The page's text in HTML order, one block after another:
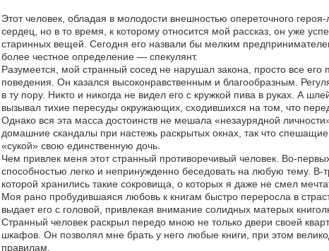
Этот человек, обладая в молодости внешностью опереточного
сердец, но в то время, к которому относится мой рассказ, он уже
старинных вещей. Сегодня его назвали бы мелким
более честное определение — спекулянт.
Разумеется, мой странный сосед не нарушал закона, просто все
поведения. Он казался высоконравственным и благообразным.
в ту пору. Никто и никогда не видел его с кружкой пива в руках. А
вызывал тихие пересуды окружающих, сходившихся на том, что
Однако вся эта масса достоинств не мешала «незаурядной
домашние скандалы при настежь раскрытых окнах, так что
«сукой» свою единственную дочь.
Чем привлек меня этот странный противоречивый человек. Во-
способностью легко и непринужденно беседовать на любую тему.
которой хранились такие сокровища, о которых я даже не смел
Моя рано пробудившаяся любовь к книгам быстро переросла в
выдает его с головой, привлекая внимание солидных матерых
Странный человек раскрыл передо мною не только двери своей
шкафов. Он позволял мне брать у него любые книги, при этом
правилам.